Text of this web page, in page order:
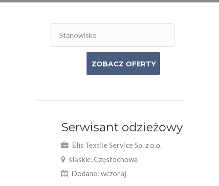
Serwisant odzieżowy
Elis Textile Service Sp. z o.o.
śląskie, Częstochowa
Dodane: wczoraj